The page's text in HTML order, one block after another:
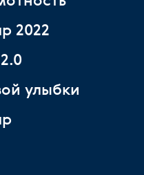
2022
улыбки